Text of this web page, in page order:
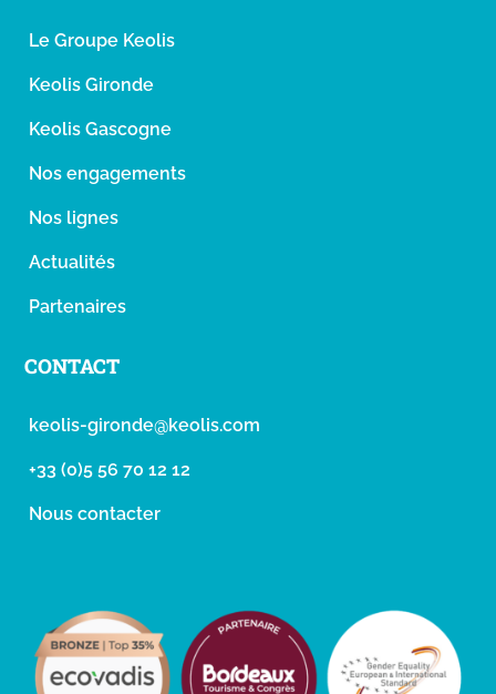
Le Groupe Keolis
Keolis Gironde
Keolis Gascogne
Nos engagements
Nos lignes
Actualités
Partenaires
CONTACT
keolis-gironde@keolis.com
+33 (0)5 56 70 12 12
Nous contacter